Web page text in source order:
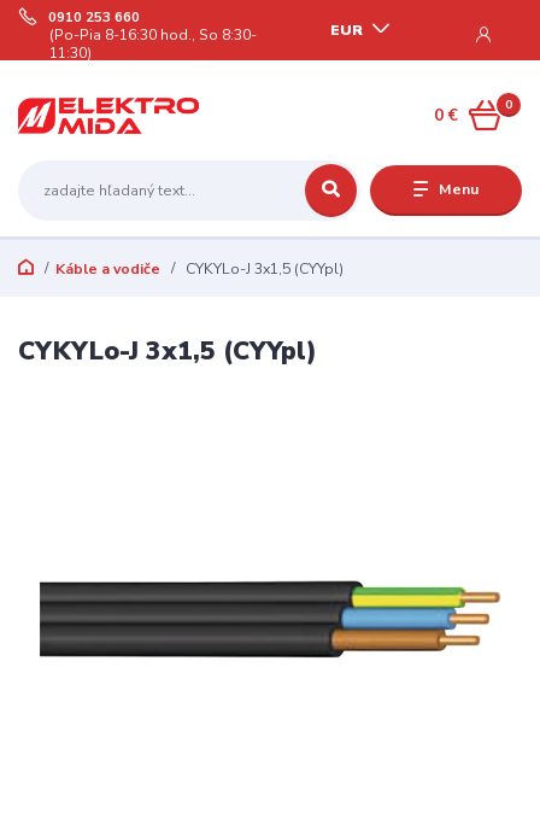
Menu
EUR
0910 253 660
(Po-Pia 8-16:30 hod., So 8:30-
11:30)
0
0 €
Káble a vodiče CYKYLo-J 3x1,5 (CYYpl)
CYKYLo-J 3x1,5 (CYYpl)